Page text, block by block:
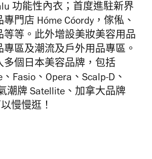
功能性內衣；首度進駐新界
門店 Hóme Cóordy，傢俬、
等等。此外增設美妝美容用品
區及潮流及戶外用品專區。
多個日本美容品牌，包括
Fasio、Opera、Scalp-D、
潮牌 Satellite、加拿大品牌
慢慢逛！